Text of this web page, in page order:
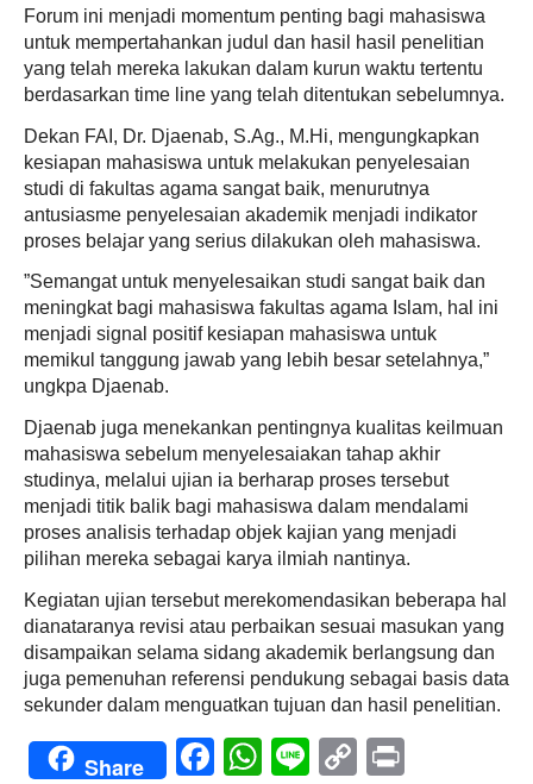
Forum ini menjadi momentum penting bagi mahasiswa
untuk mempertahankan judul dan hasil hasil penelitian
yang telah mereka lakukan dalam kurun waktu tertentu
berdasarkan time line yang telah ditentukan sebelumnya.
Dekan FAI, Dr. Djaenab, S.Ag., M.Hi, mengungkapkan
kesiapan mahasiswa untuk melakukan penyelesaian
studi di fakultas agama sangat baik, menurutnya
antusiasme penyelesaian akademik menjadi indikator
proses belajar yang serius dilakukan oleh mahasiswa.
”Semangat untuk menyelesaikan studi sangat baik dan
meningkat bagi mahasiswa fakultas agama Islam, hal ini
menjadi signal positif kesiapan mahasiswa untuk
memikul tanggung jawab yang lebih besar setelahnya,”
ungkpa Djaenab.
Djaenab juga menekankan pentingnya kualitas keilmuan
mahasiswa sebelum menyelesaiakan tahap akhir
studinya, melalui ujian ia berharap proses tersebut
menjadi titik balik bagi mahasiswa dalam mendalami
proses analisis terhadap objek kajian yang menjadi
pilihan mereka sebagai karya ilmiah nantinya.
Kegiatan ujian tersebut merekomendasikan beberapa hal
dianataranya revisi atau perbaikan sesuai masukan yang
disampaikan selama sidang akademik berlangsung dan
juga pemenuhan referensi pendukung sebagai basis data
sekunder dalam menguatkan tujuan dan hasil penelitian.
Share Facebook
WhatsApp
LineCopy